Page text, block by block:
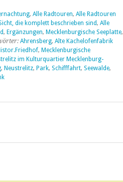
, Alle Radtouren, Alle Radtouren
die komplett beschrieben sind, Alle
, Ergänzungen, Mecklenburgische Seeplatte,
Ahrensberg, Alte Kachelofenfabrik
, Mecklenburgische
im Kulturquartier Mecklenburg-
, Neustrelitz, Park, Schifffahrt, Seewalde,